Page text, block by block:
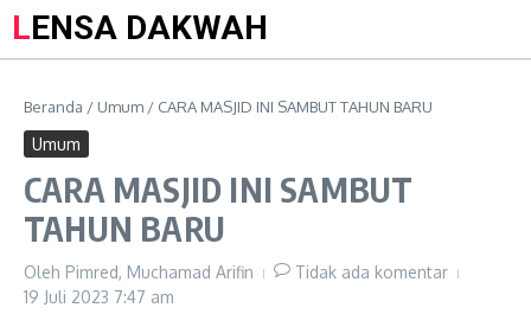
LENSA DAKWAH
Beranda / Umum / CARA MASJID INI SAMBUT TAHUN BARU
Umum
CARA MASJID INI SAMBUT
TAHUN BARU
Oleh Pimred, Muchamad Arifin
Tidak ada komentar
19 Juli 2023 7:47 am